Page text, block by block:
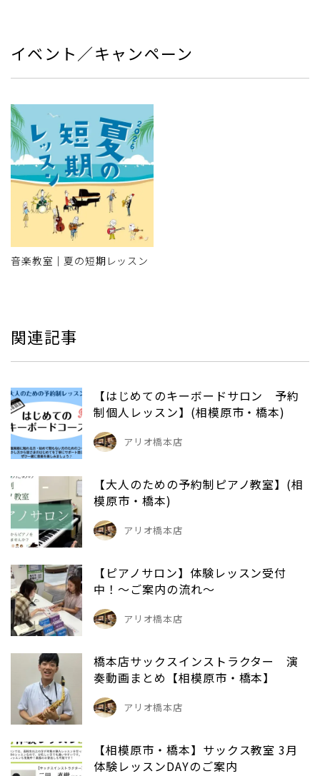
イベント／キャンペーン
音楽教室｜夏の短期レッスン
関連記事
【はじめてのキーボードサロン 予約
制個人レッスン】(相模原市・橋本)
アリオ橋本店
【大人のための予約制ピアノ教室】(相
模原市・橋本)
アリオ橋本店
【ピアノサロン】体験レッスン受付
中！～ご案内の流れ～
アリオ橋本店
橋本店サックスインストラクター 演
奏動画まとめ【相模原市・橋本】
アリオ橋本店
【相模原市・橋本】サックス教室 3月
体験レッスンDAYのご案内